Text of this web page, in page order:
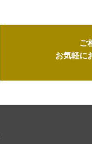
ご
お気軽に